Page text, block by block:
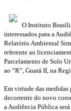
O Instituto
interessados para a
Relatório Ambiental
referente ao
Parcelamento de Solo
ao “R”, Guará II, na
Em virtude das medidas
decorrente do novo
a Audiência Pública